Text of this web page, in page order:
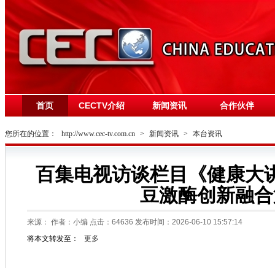
首页 CECTV介绍 新闻资讯 合作伙伴
您所在的位置： http://www.cec-tv.com.cn > 新闻资讯 > 本台资讯
百集电视访谈栏目《健康大
豆激酶创新融
来源： 作者：小编 点击： 64636 发布时间：2026-06-10 15:57:14
将本文转发至：
更多